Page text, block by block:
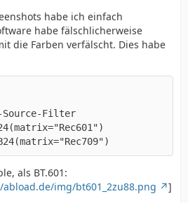
habe ich einfach
habe fälschlicherweise
die Farben verfälscht. Dies habe
als BT.601:
img/bt601_2zu88.png
]